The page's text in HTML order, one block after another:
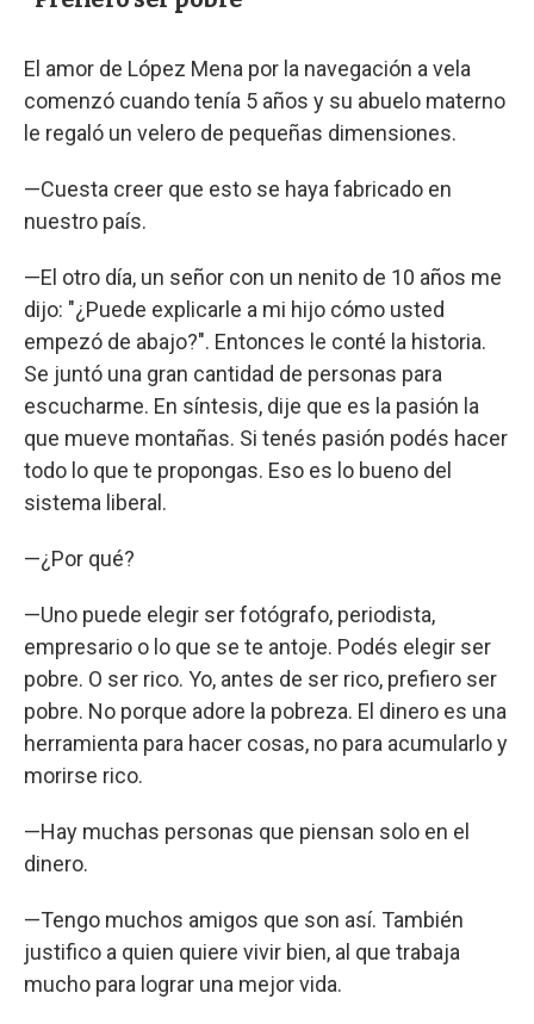
El amor de López Mena por la navegación a vela
comenzó cuando tenía 5 años y su abuelo materno
le regaló un velero de pequeñas dimensiones.
—Cuesta creer que esto se haya fabricado en
nuestro país.
—El otro día, un señor con un nenito de 10 años me
dijo: "¿Puede explicarle a mi hijo cómo usted
empezó de abajo?". Entonces le conté la historia.
Se juntó una gran cantidad de personas para
escucharme. En síntesis, dije que es la pasión la
que mueve montañas. Si tenés pasión podés hacer
todo lo que te propongas. Eso es lo bueno del
sistema liberal.
—¿Por qué?
—Uno puede elegir ser fotógrafo, periodista,
empresario o lo que se te antoje. Podés elegir ser
pobre. O ser rico. Yo, antes de ser rico, prefiero ser
pobre. No porque adore la pobreza. El dinero es una
herramienta para hacer cosas, no para acumularlo y
morirse rico.
—Hay muchas personas que piensan solo en el
dinero.
—Tengo muchos amigos que son así. También
justifico a quien quiere vivir bien, al que trabaja
mucho para lograr una mejor vida.